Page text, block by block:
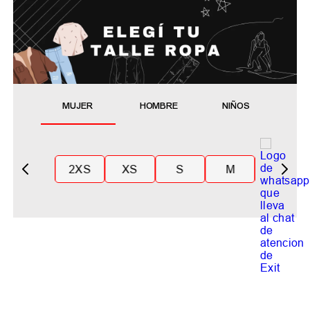
MUJER HOMBRE NIÑOS
2XS XS S M